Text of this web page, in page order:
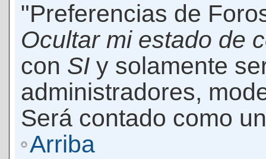
"Preferencias de
Ocultar mi estado de
con SI y solamente
administradores,
Será contado como
Arriba